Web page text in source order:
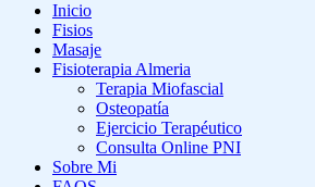
Inicio
Fisios
Masaje
Fisioterapia Almeria
Terapia Miofascial
Osteopatía
Ejercicio Terapéutico
Consulta Online PNI
Sobre Mi